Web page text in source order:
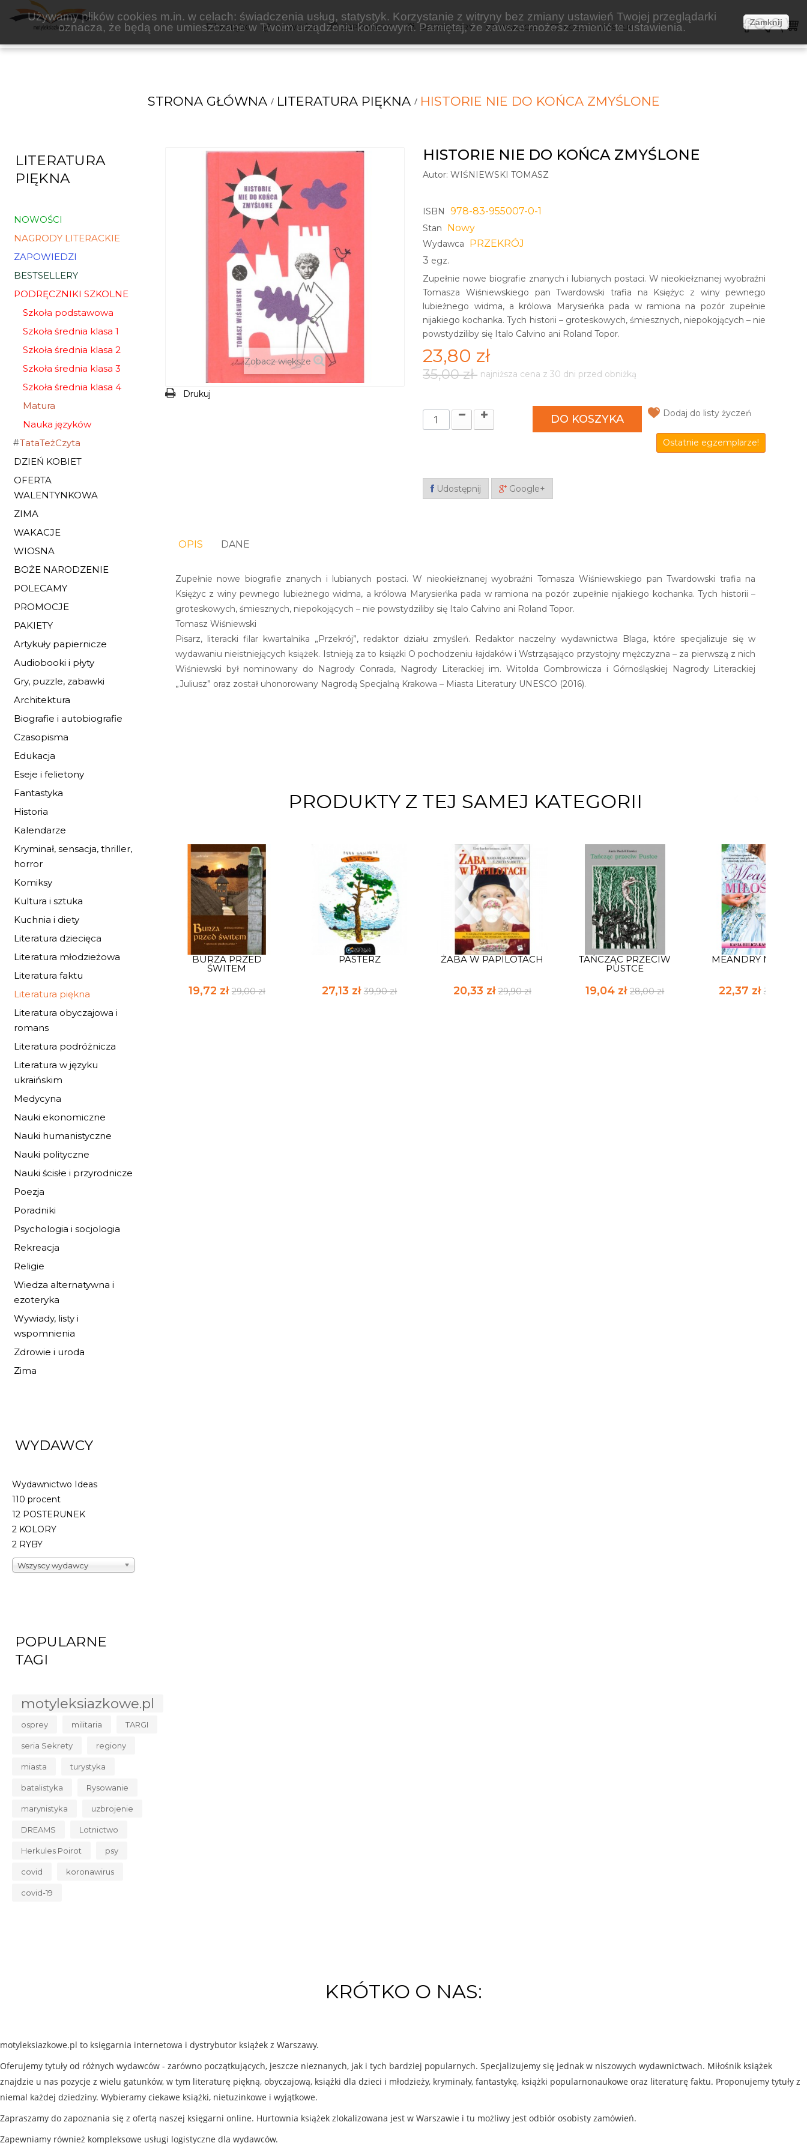
PRZEKRÓJ
Używamy plików cookies m.in. w celach: świadczenia usług, statystyk. Korzystanie z witryny bez zmiany ustawień Twojej przeglądarki
oznacza, że będą one umieszczane w Twoim urządzeniu końcowym. Pamiętaj, że zawsze możesz zmienić te ustawienia.
Zamknij
KSIĄŻKI NOWOŚCI ZAPOWIEDZI BESTSELLERY WAKACJE KOSZTY WYSYŁKI
STRONA GŁÓWNA LITERATURA PIĘKNA HISTORIE NIE DO KOŃCA ZMYŚLONE
LITERATURA
PIĘKNA
NOWOŚCI
NAGRODY LITERACKIE
ZAPOWIEDZI
BESTSELLERY
PODRĘCZNIKI SZKOLNE
Szkoła podstawowa
Szkoła średnia klasa 1
Szkoła średnia klasa 2
Szkoła średnia klasa 3
Szkoła średnia klasa 4
Matura
Nauka języków
TataTeżCzyta
DZIEŃ KOBIET
OFERTA
WALENTYNKOWA
ZIMA
WAKACJE
WIOSNA
BOŻE NARODZENIE
POLECAMY
PROMOCJE
PAKIETY
Artykuły papiernicze
Audiobooki i płyty
Gry, puzzle, zabawki
Architektura
Biografie i autobiografie
Czasopisma
Edukacja
Eseje i felietony
Fantastyka
Historia
Kalendarze
Kryminał, sensacja, thriller,
horror
Komiksy
Kultura i sztuka
Kuchnia i diety
Literatura dziecięca
Literatura młodzieżowa
Literatura faktu
Literatura piękna
Literatura obyczajowa i
romans
Literatura podróżnicza
Literatura w języku
ukraińskim
Medycyna
Nauki ekonomiczne
Nauki humanistyczne
Nauki polityczne
Nauki ścisłe i przyrodnicze
Poezja
Poradniki
Psychologia i socjologia
Rekreacja
Religie
Wiedza alternatywna i
ezoteryka
Wywiady, listy i
wspomnienia
Zdrowie i uroda
Zima
WYDAWCY
Wydawnictwo Ideas
110 procent
12 POSTERUNEK
2 KOLORY
2 RYBY
Wszyscy wydawcy
POPULARNE
TAGI
motyleksiazkowe.pl
osprey militaria TARGI
seria Sekrety regiony
miasta turystyka
batalistyka Rysowanie
marynistyka uzbrojenie
DREAMS Lotnictwo
Herkules Poirot psy
covid koronawirus
covid-19
Zobacz większe
Drukuj
HISTORIE NIE DO KOŃCA ZMYŚLONE
Autor: WIŚNIEWSKI TOMASZ
ISBN 978-83-955007-0-1
Stan Nowy
Wydawca
PRZEKRÓJ
3 egz.
Zupełnie nowe biografie znanych i lubianych postaci. W nieokiełznanej wyobraźni
Tomasza Wiśniewskiego pan Twardowski trafia na Księżyc z winy pewnego
lubieżnego widma, a królowa Marysieńka pada w ramiona na pozór zupełnie
nijakiego kochanka. Tych historii – groteskowych, śmiesznych, niepokojących – nie
powstydziliby się Italo Calvino ani Roland Topor.
23,80 zł
35,00 zł najniższa cena z 30 dni przed obniżką
DO KOSZYKA Dodaj do listy życzeń
Ostatnie egzemplarze!
Udostępnij Google+
OPIS DANE
Zupełnie nowe biografie znanych i lubianych postaci. W nieokiełznanej wyobraźni Tomasza Wiśniewskiego pan Twardowski trafia na
Księżyc z winy pewnego lubieżnego widma, a królowa Marysieńka pada w ramiona na pozór zupełnie nijakiego kochanka. Tych historii –
groteskowych, śmiesznych, niepokojących – nie powstydziliby się Italo Calvino ani Roland Topor.
Tomasz Wiśniewski
Pisarz, literacki filar kwartalnika „Przekrój”, redaktor działu zmyśleń. Redaktor naczelny wydawnictwa Blaga, które specjalizuje się w
wydawaniu nieistniejących książek. Istnieją za to książki O pochodzeniu łajdaków i Wstrząsająco przystojny mężczyzna – za pierwszą z nich
Wiśniewski był nominowany do Nagrody Conrada, Nagrody Literackiej im. Witolda Gombrowicza i Górnośląskiej Nagrody Literackiej
„Juliusz” oraz został uhonorowany Nagrodą Specjalną Krakowa – Miasta Literatury UNESCO (2016).
PRODUKTY Z TEJ SAMEJ KATEGORII
BURZA PRZED
ŚWITEM
19,72 zł 29,00 zł
PASTERZ
27,13 zł39,90 zł
ŻABA W PAPILOTACH
20,33 zł 29,90 zł
TAŃCZĄC PRZECIW
PUSTCE
19,04 zł28,00 zł
MEANDRY MIŁOŚCI
22,37 zł32,90 zł
KRÓTKO O NAS:
motyleksiazkowe.pl to księgarnia internetowa i dystrybutor książek z Warszawy.
Oferujemy tytuły od różnych wydawców - zarówno początkujących, jeszcze nieznanych, jak i tych bardziej popularnych. Specjalizujemy się jednak w niszowych wydawnictwach. Miłośnik książek
znajdzie u nas pozycje z wielu gatunków, w tym literaturę piękną, obyczajową, książki dla dzieci i młodzieży, kryminały, fantastykę, książki popularnonaukowe oraz literaturę faktu. Proponujemy tytuły z
niemal każdej dziedziny. Wybieramy ciekawe książki, nietuzinkowe i wyjątkowe.
Zapraszamy do zapoznania się z ofertą naszej księgarni online. Hurtownia książek zlokalizowana jest w Warszawie i tu możliwy jest odbiór osobisty zamówień.
Zapewniamy również kompleksowe usługi logistyczne dla wydawców.